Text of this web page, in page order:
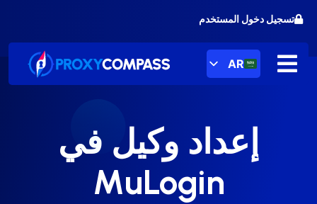
الى
المحتوى
تسجيل دخول المستخدم
AR
إعداد وكيل في
MuLogin